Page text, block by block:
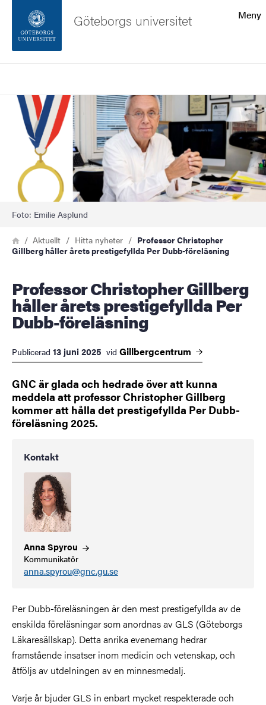
Sidfoten
Om webbplatsen
Meny
Göteborgs universitet
Foto: Emilie Asplund
Länkstig
HemAktuellt Hitta nyheter
Professor Christopher
Gillberg håller årets prestigefyllda Per Dubb-föreläsning
Professor Christopher Gillberg
håller årets prestigefyllda Per
Dubb-föreläsning
Publicerad 13 juni 2025 vid Gillbergcentrum
GNC är glada och hedrade över att kunna
meddela att professor Christopher Gillberg
kommer att hålla det prestigefyllda Per Dubb-
föreläsning 2025.
Kontakt
AnnaSpyrou
Kommunikatör
anna.spyrou@gnc.gu.se
Per Dubb-föreläsningen är den mest prestigefyllda av de
enskilda föreläsningar som anordnas av GLS (Göteborgs
Läkaresällskap). Detta anrika evenemang hedrar
framstående insatser inom medicin och vetenskap, och
åtföljs av utdelningen av en minnesmedalj.
Varje år bjuder GLS in enbart mycket respekterade och